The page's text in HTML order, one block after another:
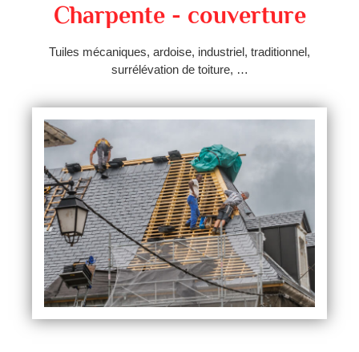
Charpente - couverture
Tuiles mécaniques, ardoise, industriel, traditionnel,
surrélévation de toiture, …